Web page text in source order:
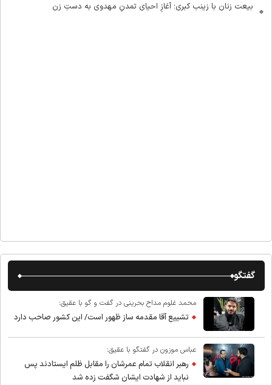
بیعت زنان با زینب کبری؛ آغازِ احیای تمدنِ مهدوی به دستِ زن
گفتگو
محمد غلوم مداح بحرینی در گفت و گو با عقیق:
تشییع آقا مقدمه ساز ظهور است/ این کشور صاحب دارد
عباس موزون در گفتگو با عقیق:
رهبر انقلاب تمام عمرشان را مقابل ظلم ایستادند پس
نباید از شهادت ایشان شگفت زده شد